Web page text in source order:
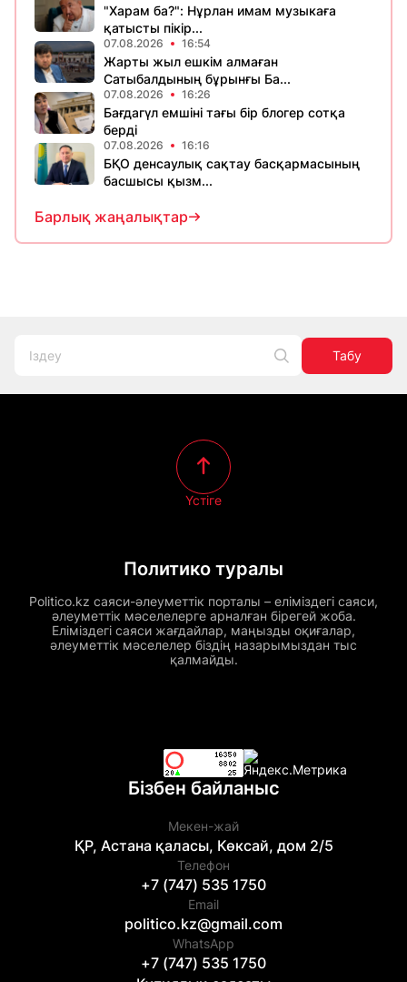
"Харам ба?": Нұрлан имам музыкаға
қатысты пікір...
07.08.2026 16:54
Жарты жыл ешкім алмаған
Сатыбалдының бұрынғы Ба...
07.08.2026 16:26
Бағдагүл емшіні тағы бір блогер сотқа
берді
07.08.2026 16:16
БҚО денсаулық сақтау басқармасының
басшысы қызм...
Барлық жаңалықтар
Табу
Политико туралы
Politico.kz саяси-әлеуметтік порталы – еліміздегі саяси,
әлеуметтік мәселелерге арналған бірегей жоба.
Еліміздегі саяси жағдайлар, маңызды оқиғалар,
әлеуметтік мәселелер біздің назарымыздан тыс
қалмайды.
Үстіге
Бізбен байланыс
Мекен-жай
ҚР, Астана қаласы, Көксай, дом 2/5
Телефон
+7 (747) 535 1750
Email
politico.kz@gmail.com
WhatsApp
+7 (747) 535 1750